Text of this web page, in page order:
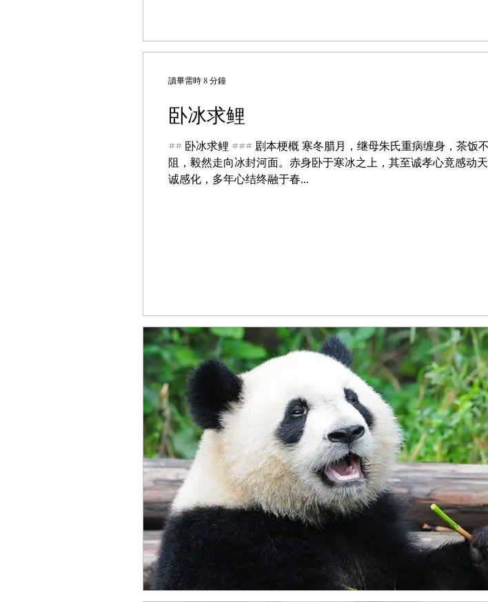
卧冰求鲤
## 卧冰求鲤 ### 剧本梗概 寒冬腊月，继母朱氏重病缠身，茶饭
阻，毅然走向冰封河面。赤身卧于寒冰之上，其至诚孝心竟感动
诚感化，多年心结终融于春...
讀畢需時 8 分鐘